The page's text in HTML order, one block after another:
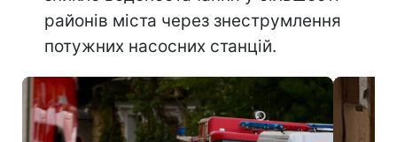
районів міста через знеструмлення
потужних насосних станцій.